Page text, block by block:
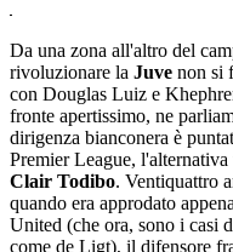
Da una zona all'altro del
rivoluzionare la Juve non si
con Douglas Luiz e
fronte apertissimo, ne
dirigenza bianconera è
Premier League, l'alternativa
Clair Todibo. Ventiquattro
quando era approdato
United (che ora, sono i casi
come de Ligt), il difensore